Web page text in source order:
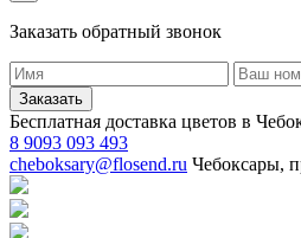
Заказать обратный звонок
Заказать
Бесплатная доставка цветов в
8 9093 093 493
cheboksary@flosend.ru Чебоксары,